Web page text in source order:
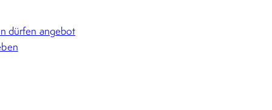
dürfen angebot